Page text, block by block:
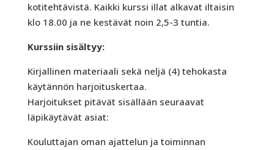
kotitehtävistä. Kaikki kurssi illat alkavat iltaisin
klo 18.00 ja ne kestävät noin 2,5-3 tuntia.
Kurssiin sisältyy:
Kirjallinen materiaali sekä neljä (4) tehokasta
käytännön harjoituskertaa.
Harjoitukset pitävät sisällään seuraavat
läpikäytävät asiat:
Kouluttajan oman ajattelun ja toiminnan